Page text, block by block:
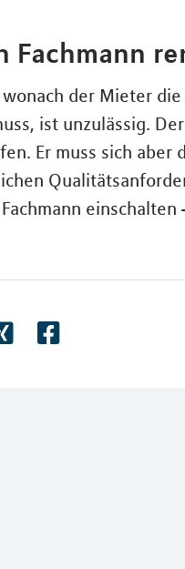
Fachmann
wonach der Mieter
ist unzulässig.
Er muss sich aber